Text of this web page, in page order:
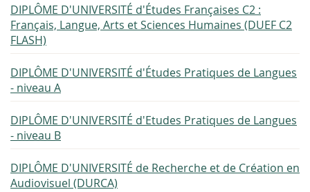
DIPLÔME D'UNIVERSITÉ d'Études Françaises C2 :
Français, Langue, Arts et Sciences Humaines (DUEF C2
FLASH)
DIPLÔME D'UNIVERSITÉ d'Études Pratiques de Langues
- niveau A
DIPLÔME D'UNIVERSITÉ d'Etudes Pratiques de Langues
- niveau B
DIPLÔME D'UNIVERSITÉ de Recherche et de Création en
Audiovisuel (DURCA)